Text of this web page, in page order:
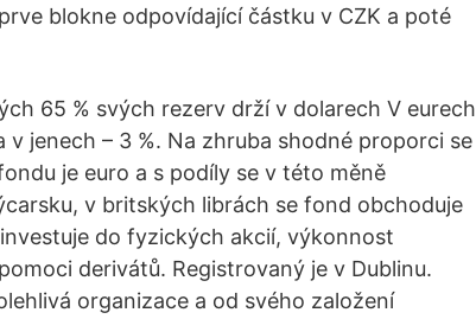
blokne odpovídající částku v CZK a poté
65 % svých rezerv drží v dolarech V eurech
jenech – 3 %. Na zhruba shodné proporci se
je euro a s podíly se v této měně
v britských librách se fond obchoduje
do fyzických akcií, výkonnost
derivátů. Registrovaný je v Dublinu.
organizace a od svého založení